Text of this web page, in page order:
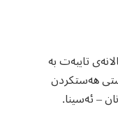
تایبەت بە
هەستکردن